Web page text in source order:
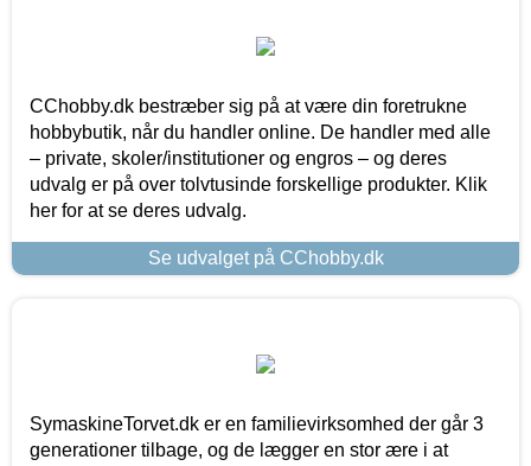
CChobby.dk bestræber sig på at være din foretrukne
hobbybutik, når du handler online. De handler med alle
– private, skoler/institutioner og engros – og deres
udvalg er på over tolvtusinde forskellige produkter. Klik
her for at se deres udvalg.
Se udvalget på CChobby.dk
SymaskineTorvet.dk er en familievirksomhed der går 3
generationer tilbage, og de lægger en stor ære i at